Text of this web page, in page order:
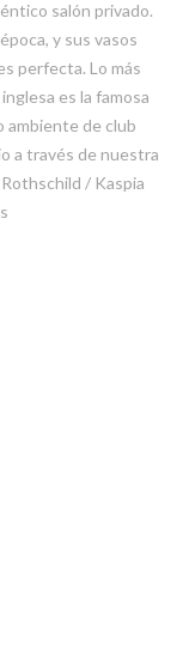
salón privado.
y sus vasos
perfecta. Lo más
es la famosa
ambiente de club
a través de nuestra
/ Kaspia